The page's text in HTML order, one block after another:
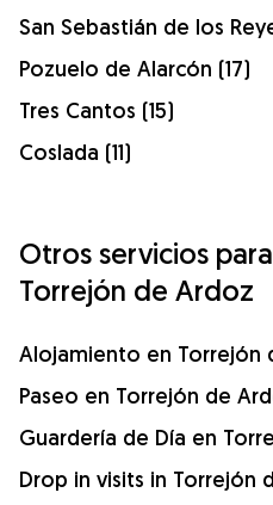
San Sebastián de los
Pozuelo de Alarcón (17)
Tres Cantos (15)
Coslada (11)
Otros servicios
Torrejón de Ardoz
Alojamiento en Torrejón
Paseo en Torrejón de
Guardería de Día en
Drop in visits in Torrejón